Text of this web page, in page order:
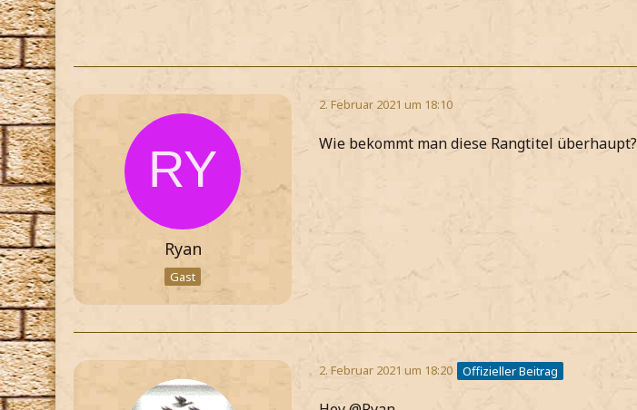
Ryan
Gast
2. Februar 2021 um 18:10
Wie bekommt man diese Rangtitel überhaupt?
2. Februar 2021 um 18:20 Offizieller Beitrag